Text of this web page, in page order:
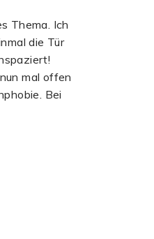
Thema. Ich
die Tür
mal offen
Bei